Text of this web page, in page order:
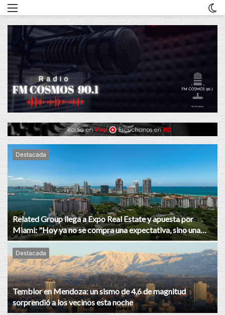
Destacada
Related Group llega a Expo Real Estate y apuesta por
Miami: "Hoy ya no se compra una expectativa, sino una
ciudad consolidada"
Destacada
Temblor en Mendoza: un sismo de 4,6 de magnitud
sorprendió a los vecinos esta noche